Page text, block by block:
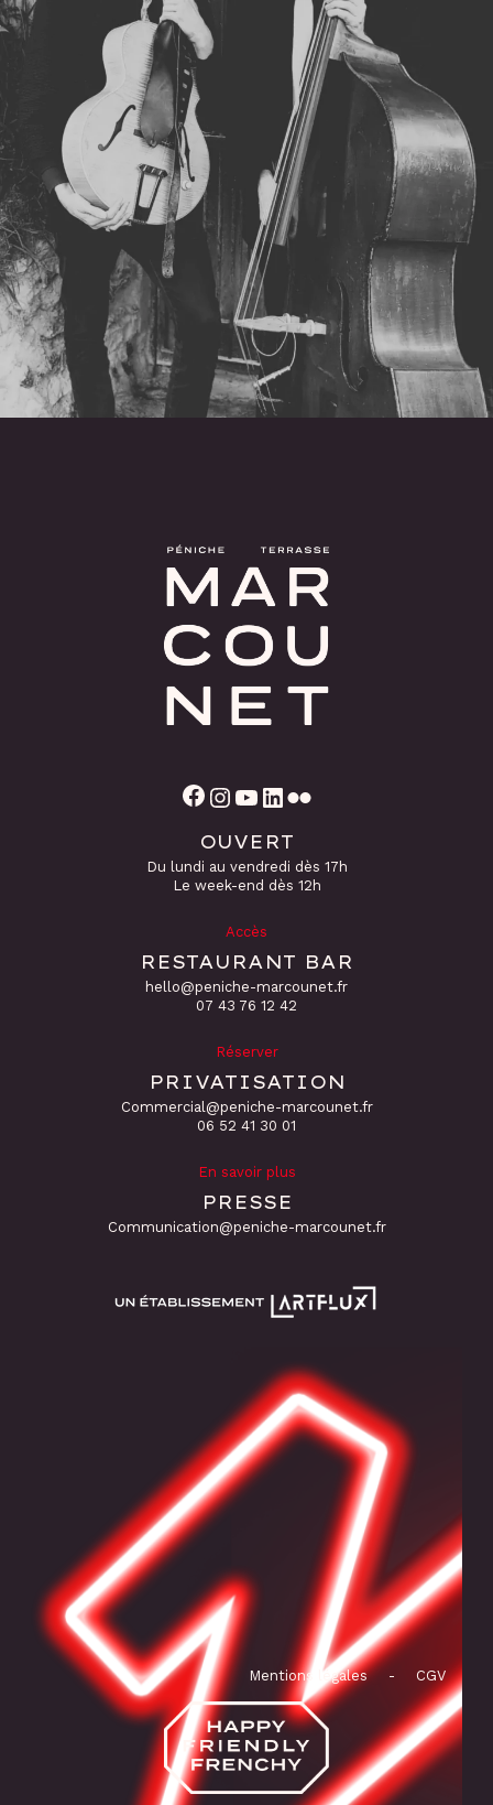
Facebook Instagram YouTube
OUVERT
Du lundi au vendredi dès 17h
Le week-end dès 12h
Accès
RESTAURANT BAR
hello@peniche-marcounet.fr
‭07 43 76 12 42
Réserver
PRIVATISATION
Commercial@peniche-marcounet.fr
06 52 41 30 01
En savoir plus
PRESSE
Communication@peniche-marcounet.fr
Mentions légales - CGV